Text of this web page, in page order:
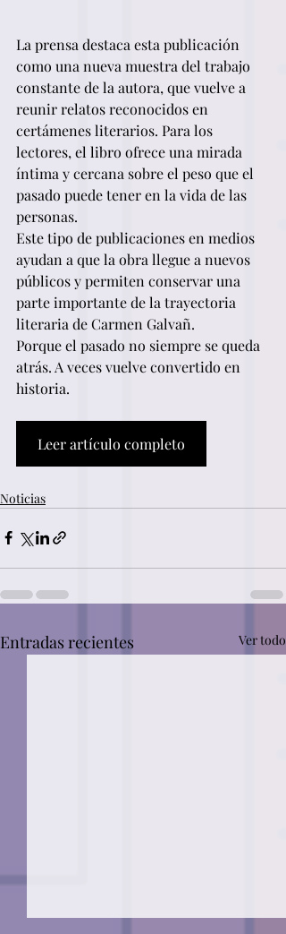
La prensa destaca esta publicación
como una nueva muestra del trabajo
constante de la autora, que vuelve a
reunir relatos reconocidos en
certámenes literarios. Para los
lectores, el libro ofrece una mirada
íntima y cercana sobre el peso que el
pasado puede tener en la vida de las
personas.
Este tipo de publicaciones en medios
ayudan a que la obra llegue a nuevos
públicos y permiten conservar una
parte importante de la trayectoria
literaria de Carmen Galvañ.
Porque el pasado no siempre se queda
atrás. A veces vuelve convertido en
historia.
Leer artículo completo
Noticias
Entradas recientes Ver todo